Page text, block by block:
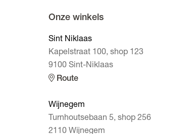
Onze winkels
Sint Niklaas
Kapelstraat 100, shop 123
9100 Sint-Niklaas
Route
Wijnegem
Turnhoutsebaan 5, shop 256
2110 Wijnegem